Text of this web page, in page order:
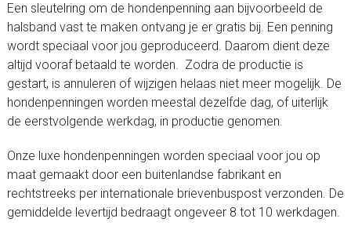
Een sleutelring om de hondenpenning aan bijvoorbeeld de
halsband vast te maken ontvang je er gratis bij. Een penning
wordt speciaal voor jou geproduceerd. Daarom dient deze
altijd vooraf betaald te worden. Zodra de productie is
gestart, is annuleren of wijzigen helaas niet meer mogelijk. De
hondenpenningen worden meestal dezelfde dag, of uiterlijk
de eerstvolgende werkdag, in productie genomen.
Onze luxe hondenpenningen worden speciaal voor jou op
maat gemaakt door een buitenlandse fabrikant en
rechtstreeks per internationale brievenbuspost verzonden. De
gemiddelde levertijd bedraagt ongeveer 8 tot 10 werkdagen.